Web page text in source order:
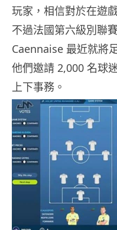
玩家，相信對於在遊
不過法國第六級別聯
Caennaise 最近就將
他們邀請 2,000 名球
上下事務。